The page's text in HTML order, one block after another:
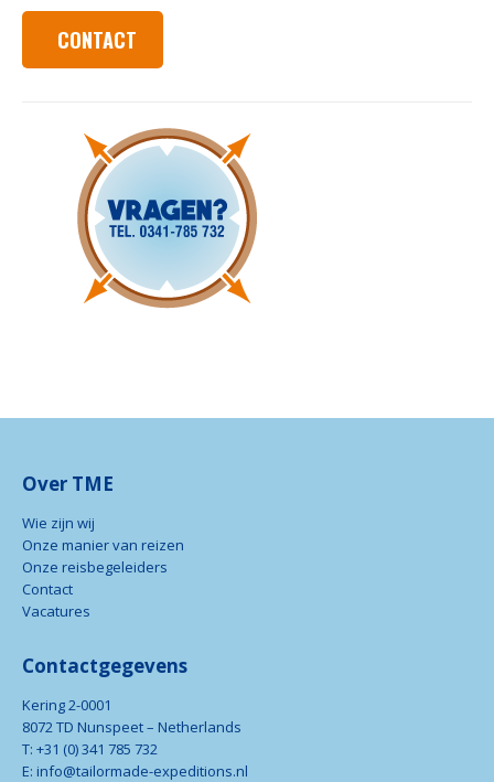
CONTACT
Over TME
Wie zijn wij
Onze manier van reizen
Onze reisbegeleiders
Contact
Vacatures
Contactgegevens
Kering 2-0001
8072 TD Nunspeet – Netherlands
T: +31 (0) 341 785 732
E: info@tailormade-expeditions.nl